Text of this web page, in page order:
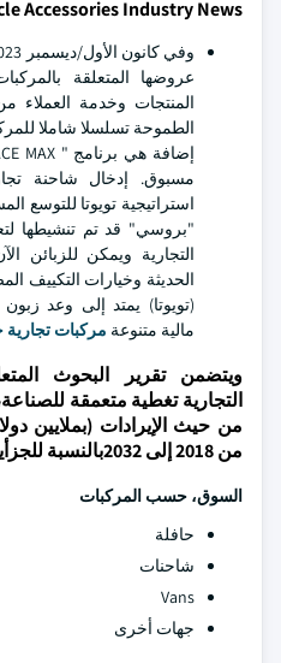
Accessories Industry News
عروضها المتعلقة
المنتجات وخدمة
الطموحة تسلسلا شاملا
مسبوق. إدخال شاحنة
استراتيجية تويوتا للتوسع
"بروسي" قد تم تنشيطها
التجارية ويمكن للزبائن
الحديثة وخيارات التكييف
(تويوتا) يمتد إلى وعد
مالية متنوعة مركبات تجارية
ويتضمن تقرير البحوث
التجارية تغطية متعمقة
من حيث الإيرادات (بملايين
من 2018 إلى 2032بالنسبة للجزأين التاليين:
السوق، حسب المركبات
حافلة
شاحنات
Vans
جهات أخرى